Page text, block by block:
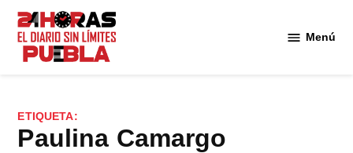
Saltar
contenido
Menú
ETIQUETA:
Paulina Camargo